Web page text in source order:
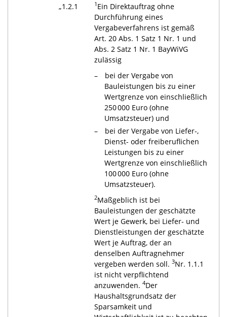
„1.2.1
1 Ein Direktauftrag ohne
Durchführung eines
Vergabeverfahrens ist gemäß
Art. 20 Abs. 1 Satz 1 Nr. 1 und
Abs. 2 Satz 1 Nr. 1 BayWiVG
zulässig
bei der Vergabe von
Bauleistungen bis zu einer
Wertgrenze von einschließlich
250 000 Euro (ohne
Umsatzsteuer) und
bei der Vergabe von Liefer-,
Dienst- oder freiberuflichen
Leistungen bis zu einer
Wertgrenze von einschließlich
100 000 Euro (ohne
Umsatzsteuer).
2Maßgeblich ist bei
Bauleistungen der geschätzte
Wert je Gewerk, bei Liefer- und
Dienstleistungen der geschätzte
Wert je Auftrag, der an
denselben Auftragnehmer
vergeben werden soll. 3Nr. 1.1.1
ist nicht verpflichtend
anzuwenden. 4Der
Haushaltsgrundsatz der
Sparsamkeit und